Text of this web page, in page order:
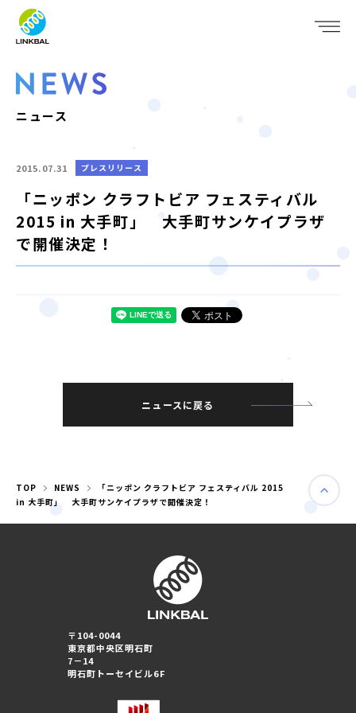
WHO WE ARE
SERVICE
IR
RECRUIT
NEWS
婚活パーティー（大阪）
JP
ニュース
2015.07.31 プレスリリース
「ニッポン クラフトビア フェスティバル
2015 in 大手町」 大手町サンケイプラザ
で開催決定！
ニュースに戻る
TOP NEWS
「ニッポン クラフトビア フェスティバル 2015
in 大手町」 大手町サンケイプラザで開催決定！
〒104-0044
東京都中央区明石町
7－14
明石町トーセイビル6F